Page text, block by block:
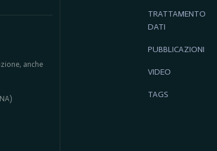
anche
TRATTAMENTO
DATI
PUBBLICAZIONI
VIDEO
TAGS